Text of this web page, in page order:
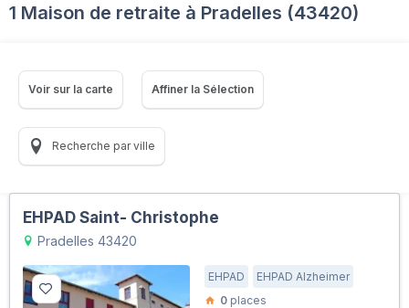
1 Maison de retraite à Pradelles (43420)
Voir sur la carte Affiner la Sélection
Recherche par ville
EHPAD Saint- Christophe
Pradelles 43420
EHPAD
EHPAD Alzheimer
0 places